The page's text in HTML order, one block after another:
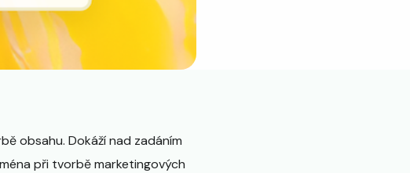
obsahu. Dokáží nad zadáním
při tvorbě marketingových